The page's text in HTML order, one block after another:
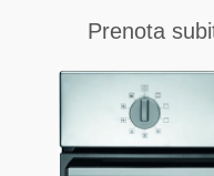
Prenota